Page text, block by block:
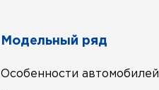
Модельный ряд
Особенности автомобилей